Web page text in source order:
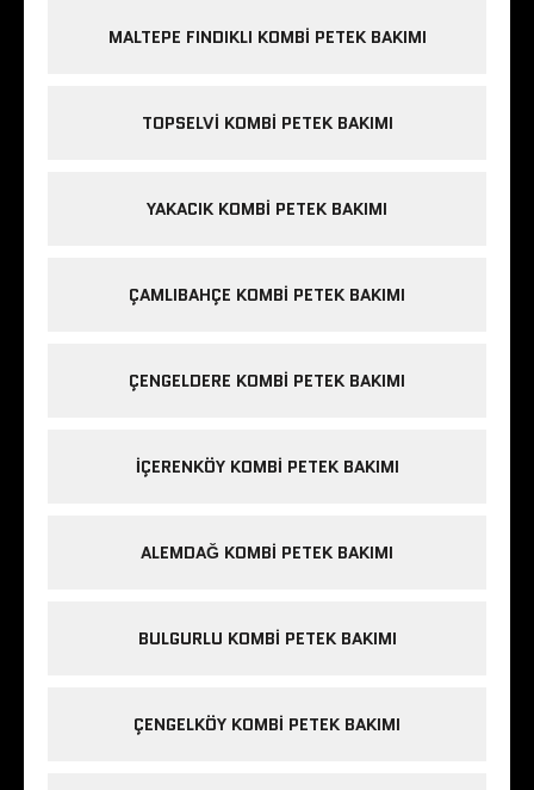
MALTEPE FINDIKLI KOMBI PETEK BAKIMI
TOPSELVI KOMBI PETEK BAKIMI
YAKACIK KOMBI PETEK BAKIMI
ÇAMLIBAHÇE KOMBI PETEK BAKIMI
ÇENGELDERE KOMBI PETEK BAKIMI
IÇERENKÖY KOMBI PETEK BAKIMI
ALEMDAĞ KOMBI PETEK BAKIMI
BULGURLU KOMBI PETEK BAKIMI
ÇENGELKÖY KOMBI PETEK BAKIMI